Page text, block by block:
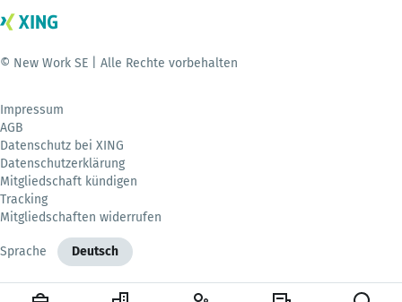
© New Work SE | Alle Rechte vorbehalten
Impressum
AGB
Datenschutz bei XING
Datenschutzerklärung
Mitgliedschaft kündigen
Tracking
Mitgliedschaften widerrufen
Sprache Deutsch